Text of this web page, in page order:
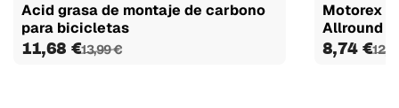
Acid grasa de montaje de carbono
para bicicletas
11,68 €13,99 €
Motorex
Allround
8,74 €